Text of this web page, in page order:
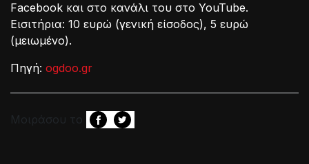
Facebook και στο κανάλι του στο YouTube.
Εισιτήρια: 10 ευρώ (γενική είσοδος), 5 ευρώ
(μειωμένο).
Πηγή: ogdoo.gr
Μοιράσου το